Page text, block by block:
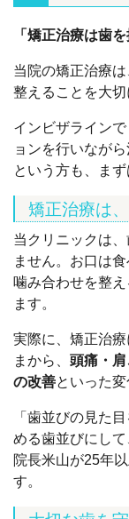
「矯正治療は歯
当院の矯正治療
整えることを大切
インビザライン
ョンを行いなが
という方も、ま
矯正治療は
当クリニックは
ません。お口は
噛み合わせを整
ます。
実際に、矯正治
まから、 頭痛・
の改善といった
「歯並びの見た
める歯並びにし
院長米山が25年
す。